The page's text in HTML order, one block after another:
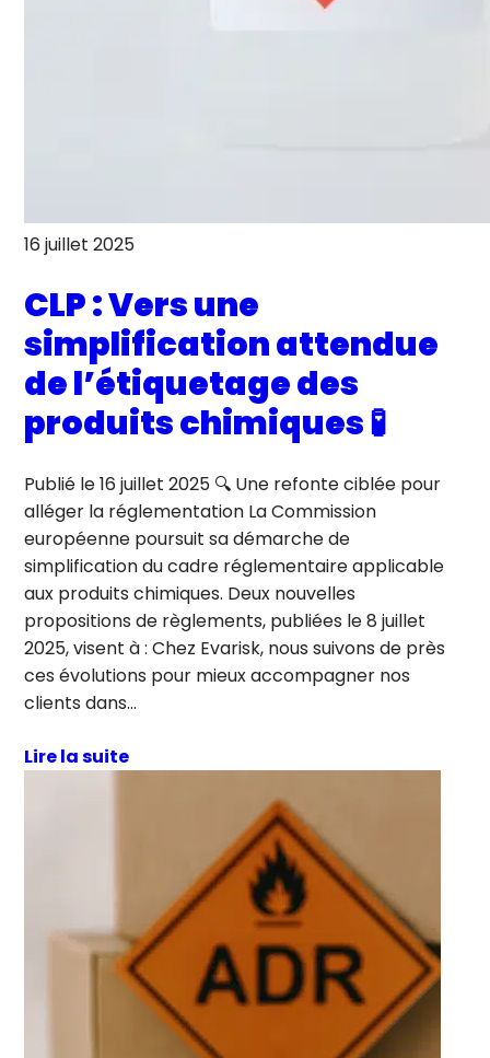
16 juillet 2025
CLP : Vers une
simplification attendue
de l’étiquetage des
produits chimiques 🧪
Publié le 16 juillet 2025 🔍 Une refonte ciblée pour
alléger la réglementation La Commission
européenne poursuit sa démarche de
simplification du cadre réglementaire applicable
aux produits chimiques. Deux nouvelles
propositions de règlements, publiées le 8 juillet
2025, visent à : Chez Evarisk, nous suivons de près
ces évolutions pour mieux accompagner nos
clients dans…
Lire la suite